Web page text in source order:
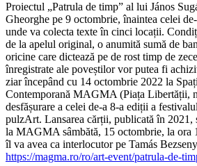
Proiectul „Patrula de timp” al lui János
Gheorghe pe 9 octombrie, înaintea celei
unde va colecta texte în cinci locații.
de la apelul original, o anumită sumă de
oricine care dictează pe de rost timp de
înregistrate ale poveștilor vor putea fi
ziar începând cu 14 octombrie 2022 la
Contemporană MAGMA (Piața Libertății,
desfășurare a celei de-a 8-a ediții a
pulzArt. Lansarea cărții, publicată în 2021,
la MAGMA sâmbătă, 15 octombrie, la ora
îl va avea ca interlocutor pe Tamás
https://magma.ro/ro/art-event/patrula-de-